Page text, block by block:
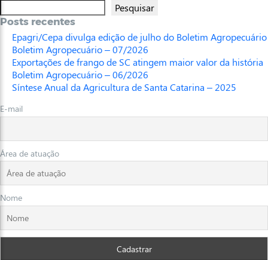
Pesquisar
Posts recentes
Epagri/Cepa divulga edição de julho do Boletim Agropecuário
Boletim Agropecuário – 07/2026
Exportações de frango de SC atingem maior valor da história
Boletim Agropecuário – 06/2026
Síntese Anual da Agricultura de Santa Catarina – 2025
E-mail
Área de atuação
Nome